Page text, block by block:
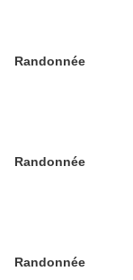
Randonnée
Randonnée
Randonnée